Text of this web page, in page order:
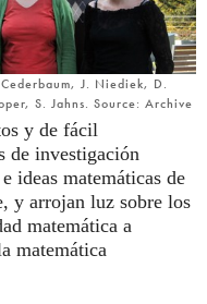
J. Niediek, D.
S. Jahns. Source: Archive
y de fácil
de investigación
ideas matemáticas de
y arrojan luz sobre los
matemática a
matemática